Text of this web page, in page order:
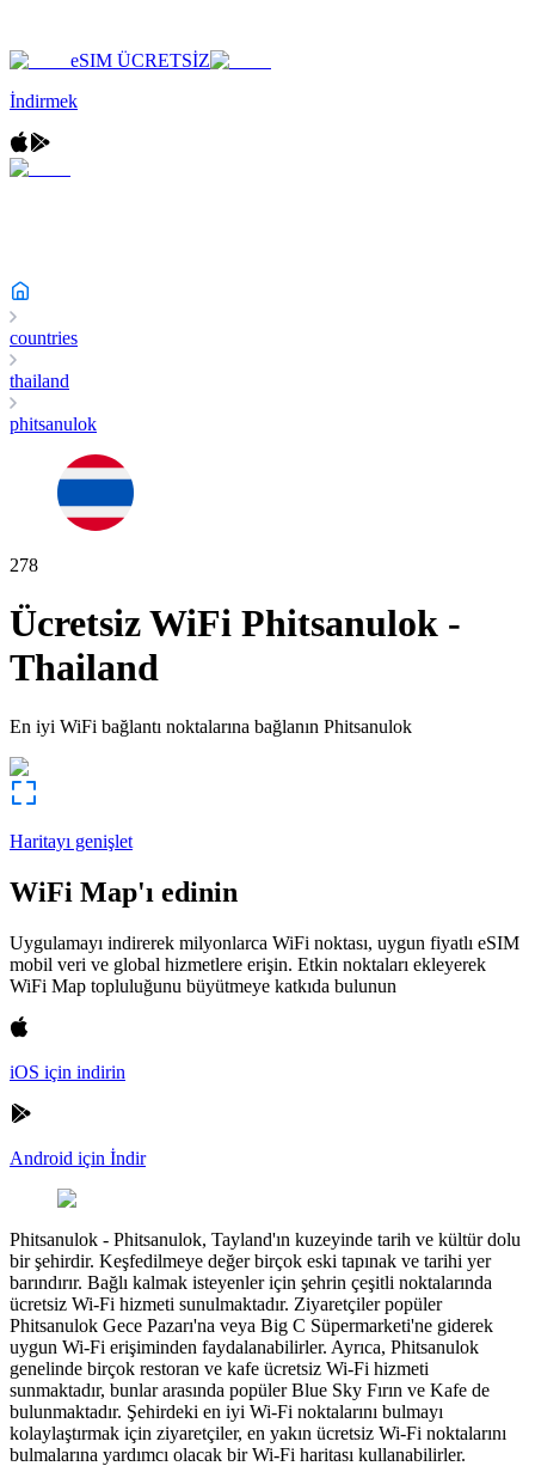
eSIM ÜCRETSİZ
İndirmek
countries
thailand
phitsanulok
278
Ücretsiz WiFi Phitsanulok -
Thailand
En iyi WiFi bağlantı noktalarına bağlanın Phitsanulok
Haritayı genişlet
WiFi Map'ı edinin
Uygulamayı indirerek milyonlarca WiFi noktası, uygun fiyatlı eSIM
mobil veri ve global hizmetlere erişin. Etkin noktaları ekleyerek
WiFi Map topluluğunu büyütmeye katkıda bulunun
iOS için indirin
Android için İndir
Phitsanulok - Phitsanulok, Tayland'ın kuzeyinde tarih ve kültür dolu
bir şehirdir. Keşfedilmeye değer birçok eski tapınak ve tarihi yer
barındırır. Bağlı kalmak isteyenler için şehrin çeşitli noktalarında
ücretsiz Wi-Fi hizmeti sunulmaktadır. Ziyaretçiler popüler
Phitsanulok Gece Pazarı'na veya Big C Süpermarketi'ne giderek
uygun Wi-Fi erişiminden faydalanabilirler. Ayrıca, Phitsanulok
genelinde birçok restoran ve kafe ücretsiz Wi-Fi hizmeti
sunmaktadır, bunlar arasında popüler Blue Sky Fırın ve Kafe de
bulunmaktadır. Şehirdeki en iyi Wi-Fi noktalarını bulmayı
kolaylaştırmak için ziyaretçiler, en yakın ücretsiz Wi-Fi noktalarını
bulmalarına yardımcı olacak bir Wi-Fi haritası kullanabilirler.